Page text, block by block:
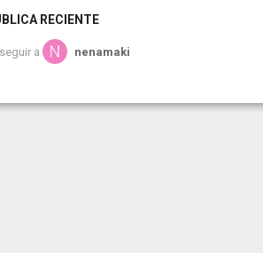
RECIENTE
a nenamaki